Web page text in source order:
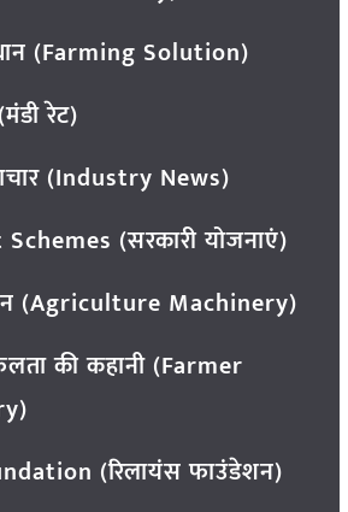
(Farming Solution)
रेट)
(Industry News)
(सरकारी योजनाएं)
(Agriculture Machinery)
की कहानी (Farmer
(रिलायंस फाउंडेशन)